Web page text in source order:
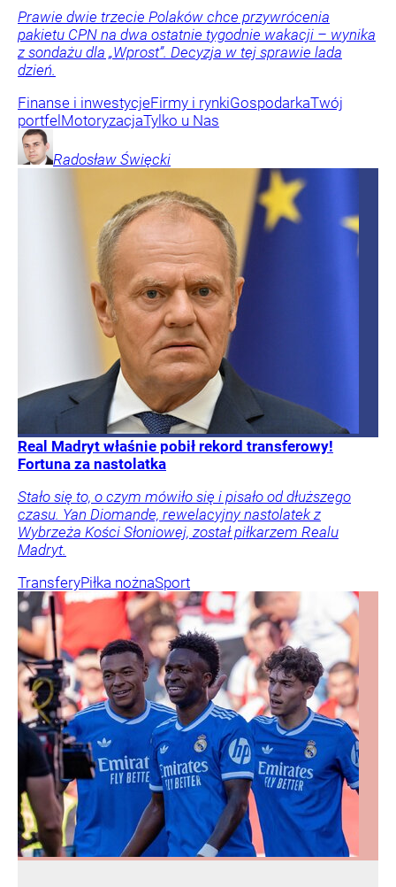
Prawie dwie trzecie Polaków chce przywrócenia
pakietu CPN na dwa ostatnie tygodnie wakacji – wynika
z sondażu dla „Wprost”. Decyzja w tej sprawie lada
dzień.
Finanse i inwestycjeFirmy i rynkiGospodarkaTwój
portfel MotoryzacjaTylko u Nas
Radosław Święcki
Real Madryt właśnie pobił rekord transferowy!
Fortuna za nastolatka
Stało się to, o czym mówiło się i pisało od dłuższego
czasu. Yan Diomande, rewelacyjny nastolatek z
Wybrzeża Kości Słoniowej, został piłkarzem Realu
Madryt.
TransferyPiłka nożnaSport